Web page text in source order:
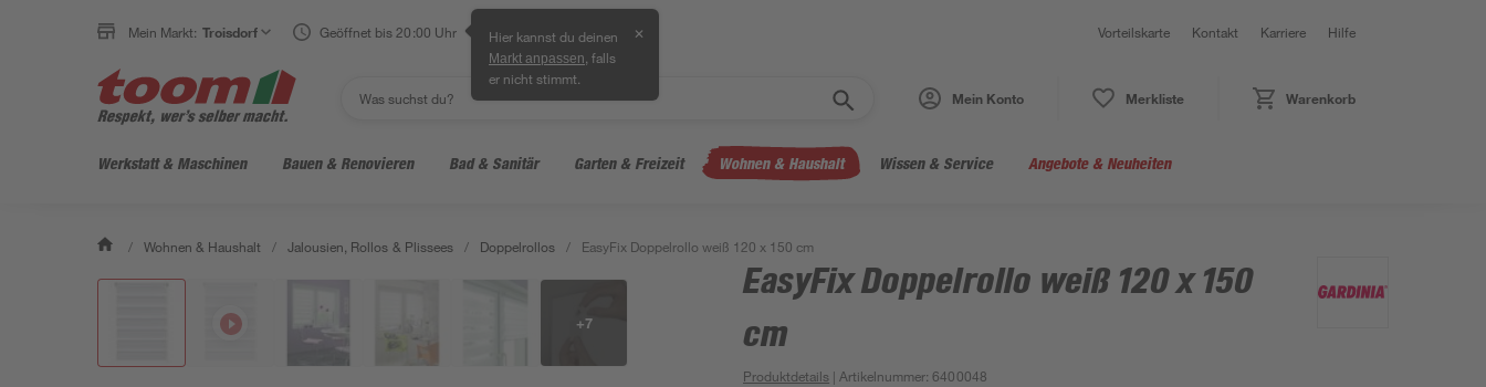
Mein Markt: Troisdorf Geöffnet bis 20:00 Uhr Hier kannst du deinen
Markt anpassen , falls
er nicht stimmt.
✕ Vorteilskarte Kontakt Karriere Hilfe
Mein Konto Merkliste Warenkorb
Werkstatt & Maschinen Bauen & Renovieren Bad & Sanitär Garten & Freizeit Wohnen & Haushalt Wissen & Service Angebote & Neuheiten
/ Wohnen & Haushalt / Jalousien, Rollos & Plissees / Doppelrollos / EasyFix Doppelrollo weiß 120 x 150 cm
+7
EasyFix Doppelrollo weiß 120 x 150
cm
Produktdetails | Artikelnummer:6400048